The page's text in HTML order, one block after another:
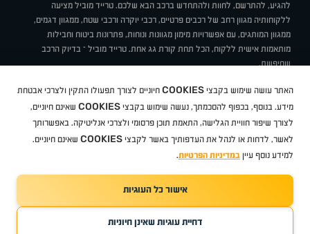
להגיע, להתרשם, לחוות ולהתחדש ברכב הבא שלכם. טרייד מוביל מציעה
ללקוחותיה מגוון רחב של רכבים פרטיים, רכבי יוקרה ורכבי שטח, ממגוון דגמים,
ממגוון המותגים, עם אפשרויות מימון מגוונות ונוחות, פתרונות ביטוח וחבילות
מותאמות אישית ללקוח, הכל תחת קורת גג אחת. טרייד מוביל – בדיוק הרכב
שחיפשת.
תקנוןBUY BACKמבצעיםמגזין טרייד מובילאיך זה עובד? דרושים
ניהול העדפות עוגיות
סיטרואן אופלפיג'וMG
Geelyמזדהבי ווי דיצ'רי טסלהניסאןטויוטהדאצ'יהפולקסווגןטסלה
ב מ וולקסוסאאודיסקודהיונדאירנושברולט
TradeMobile instagram
TradeMobile facebook
כל הזכויות שמורות טרייד מוביל2026
האתר עושה שימוש בקבצי COOKIES חיוניים לצורך תפעולו התקין ולצרכי אבטחת
מידע. בנוסף, בכפוף להסכמתך, נעשה שימוש בקבצי COOKIES שאינם חיוניים,
לצורך שיפור חוויית הגלישה, התאמת תוכן פרסומי ולצרכי אנליטיקה. באפשרותך
לאשר, לדחות או לנהל את העדפותיך באשר לקבצי COOKIES שאינם חיוניים.
למידע נוסף עיין במדיניות הפרטיות.
אישור כל העוגיות
דחיית עוגיות שאינן חיוניות